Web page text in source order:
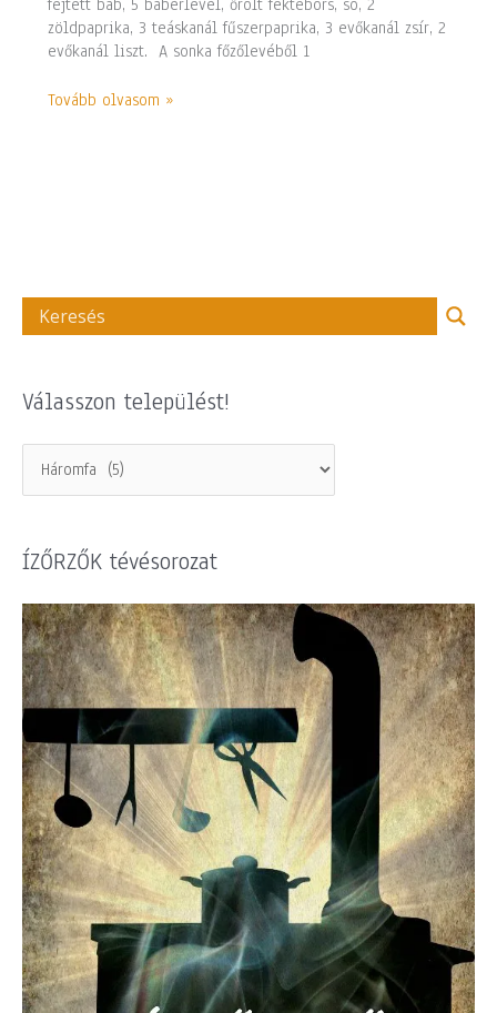
zöldpaprika, 3 teáskanál fűszerpaprika, 3 evőkanál zsír, 2
evőkanál liszt. A sonka főzőlevéből 1
Tovább olvasom »
Válasszon települést!
ÍZŐRZŐK tévésorozat